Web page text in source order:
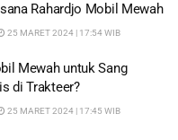
Rahardjo Mobil Mewah
25 MARET 2024 | 17:54 WIB
Mewah untuk Sang
di Trakteer?
25 MARET 2024 | 17:45 WIB